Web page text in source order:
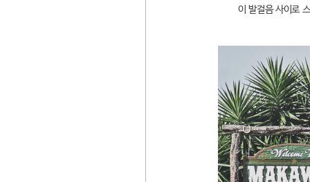
이 발걸음 사이로